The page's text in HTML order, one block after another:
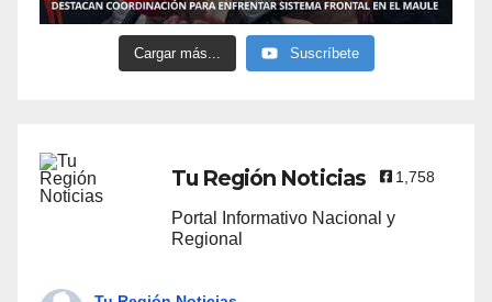
Cargar más... Suscríbete
Tu Región Noticias 1,758
Portal Informativo Nacional y
Regional